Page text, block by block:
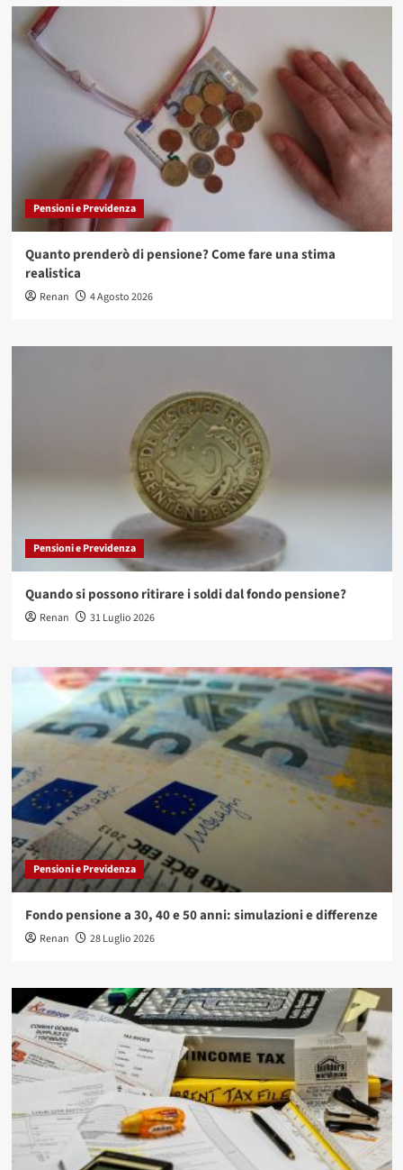
Pensioni e Previdenza
Quanto prenderò di pensione? Come fare una stima
realistica
Renan 4 Agosto 2026
Pensioni e Previdenza
Quando si possono ritirare i soldi dal fondo pensione?
Renan 31 Luglio 2026
Pensioni e Previdenza
Fondo pensione a 30, 40 e 50 anni: simulazioni e differenze
Renan 28 Luglio 2026